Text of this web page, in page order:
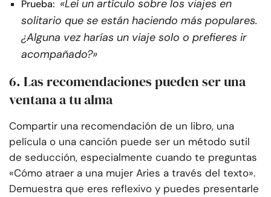
Prueba: «Leí un artículo sobre los viajes en
solitario que se están haciendo más populares.
¿Alguna vez harías un viaje solo o prefieres ir
acompañado?»
6. Las recomendaciones pueden ser una
ventana a tu alma
Compartir una recomendación de un libro, una
película o una canción puede ser un método sutil
de seducción, especialmente cuando te preguntas
«Cómo atraer a una mujer Aries a través del texto».
Demuestra que eres reflexivo y puedes presentarle